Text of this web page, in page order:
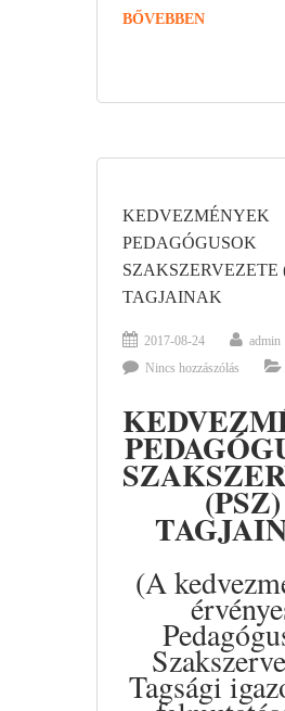
BŐVEBBEN
KEDVEZMÉNYEK
PEDAGÓGUSOK
SZAKSZERVEZETE
TAGJAINAK
2017-08-24
admin
Nincs hozzászólás
(PSZ)
(A
Tagsági